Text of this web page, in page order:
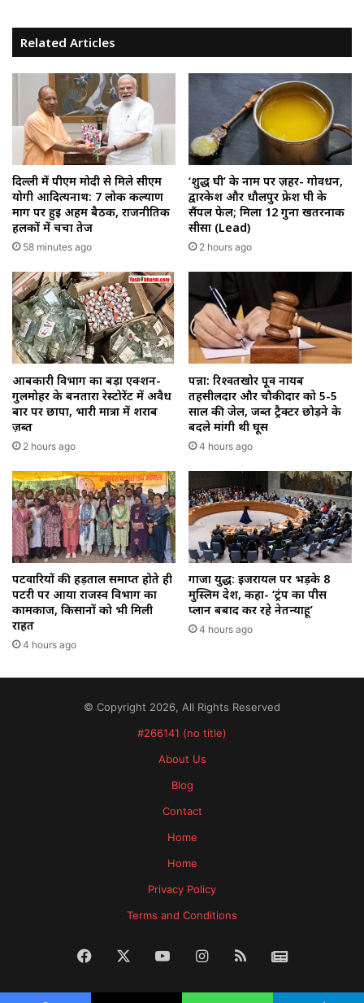
Related Articles
दिल्ली में पीएम मोदी से मिले सीएम
योगी आदित्यनाथ: 7 लोक कल्याण
मार्ग पर हुई अहम बैठक, राजनीतिक
हलकों में चर्चा तेज
58 minutes ago
‘शुद्ध घी’ के नाम पर ज़हर- गोवर्धन,
द्वारकेश और धौलपुर फ्रेश घी के
सैंपल फेल; मिला 12 गुना खतरनाक
सीसा (Lead)
2 hours ago
आबकारी विभाग का बड़ा एक्शन-
गुलमोहर के बनतारा रेस्टोरेंट में अवैध
बार पर छापा, भारी मात्रा में शराब
ज़ब्त
2 hours ago
पन्ना: रिश्वतखोर पूर्व नायब
तहसीलदार और चौकीदार को 5-5
साल की जेल, जब्त ट्रैक्टर छोड़ने के
बदले मांगी थी घूस
4 hours ago
पटवारियों की हड़ताल समाप्त होते ही
पटरी पर आया राजस्व विभाग का
कामकाज, किसानों को भी मिली
राहत
4 hours ago
गाजा युद्ध: इजरायल पर भड़के 8
मुस्लिम देश, कहा- ‘ट्रंप का पीस
प्लान बर्बाद कर रहे नेतन्याहू’
4 hours ago
© Copyright 2026, All Rights Reserved
#266141 (no title)
About Us
Blog
Contact
Home
Home
Privacy Policy
Terms and Conditions
Facebook YouTubeInstagram
RSS News